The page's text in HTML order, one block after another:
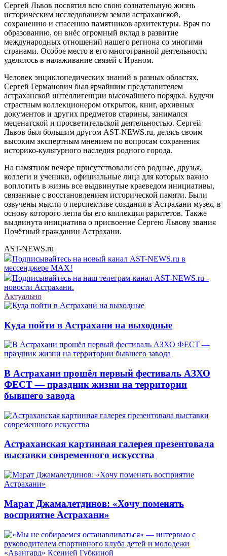
Сергей Львов посвятил всю свою сознательную жизнь
историческим исследованием земли астраханской,
сохранению и спасению памятников архитектуры. Врач по
образованию, он внёс огромный вклад в развитие
международных отношений нашего региона со многими
странами. Особое место в его многогранной деятельности
уделялось в налаживание связей с Ираном.
Человек энциклопедических знаний в разных областях,
Сергей Германович был ярчайшим представителем
астраханской интеллигенции высочайшего порядка. Будучи
страстным коллекционером открыток, книг, архивных
документов и других предметов старины, занимался
меценатской и просветительской деятельностью. Сергей
Львов был большим другом AST-NEWS.ru, делясь своим
высоким экспертным мнением по вопросам сохранения
историко-культурного наследия родного города.
На памятном вечере присутствовали его родные, друзья,
коллеги и ученики, официальные лица для которых важно
воплотить в жизнь все выдвинутые краеведом инициативы,
связанные с восстановлением исторической памяти. Были
озвучены мысли о перспективе создания в Астрахани музея, в
основу которого легла бы его коллекция раритетов. Также
выдвинута инициатива о присвоение Сергею Львову звания
Почётный гражданин Астрахани.
AST-NEWS.ru
Подписывайтесь на новый канал AST-NEWS.ru в
мессенджере MAX!
Подписывайтесь на наш телеграм-канал AST-NEWS.ru -
новости Астрахани.
Актуально
Куда пойти в Астрахани на выходные
В Астрахани прошёл первый фестиваль АЗХО
ФЕСТ — праздник жизни на территории
бывшего завода
Астраханская картинная галерея презентовала
выставки современного искусства
Марат Джамалетдинов: «Хочу поменять
восприятие Астрахани»